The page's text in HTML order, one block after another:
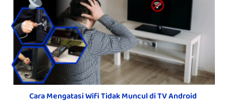
Cara Mengatasi Wifi Tidak Muncul di TV Android